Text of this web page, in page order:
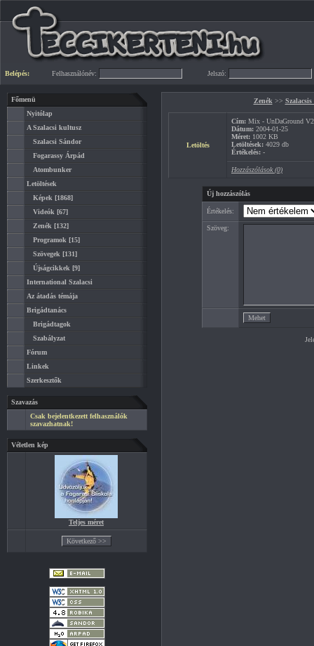
Belépés: Felhasználónév: Jelszó:
Főmenü
Nyitólap
A Szalacsi kultusz
Szalacsi Sándor
Fogarassy Árpád
Atombunker
Letöltések
Képek [1868]
Videók [67]
Zenék [132]
Programok [15]
Szövegek [131]
Újságcikkek [9]
International Szalacsi
Az átadás témája
Brigádtanács
Brigádtagok
Szabályzat
Fórum
Linkek
Szerkesztők
Szavazás
Csak bejelentkezett felhasználók
szavazhatnak!
Véletlen kép
Teljes méret
Zenék >> Szalacsis
Letöltés
Cím: Mix - UnDaGround
Dátum: 2004-01-25
Méret: 1002 KB
Letöltések: 4029 db
Értékelés: -
Hozzászólások (0)
Új hozzászólás
Értékelés:
Szöveg: